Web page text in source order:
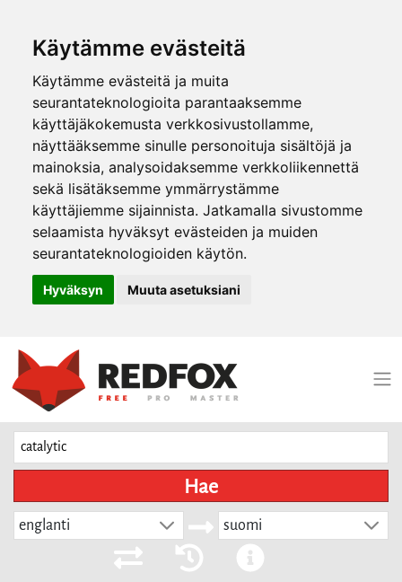
Käytämme evästeitä
Käytämme evästeitä ja muita
seurantateknologioita parantaaksemme
käyttäjäkokemusta verkkosivustollamme,
näyttääksemme sinulle personoituja sisältöjä ja
mainoksia, analysoidaksemme verkkoliikennettä
sekä lisätäksemme ymmärrystämme
käyttäjiemme sijainnista. Jatkamalla sivustomme
selaamista hyväksyt evästeiden ja muiden
seurantateknologioiden käytön.
Hyväksyn Muuta asetuksiani
Hae
englanti suomi